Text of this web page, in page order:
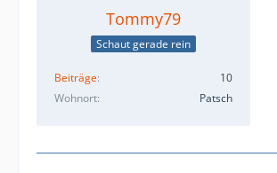
Tommy79
Schaut gerade rein
Beiträge
10
Wohnort
Patsch